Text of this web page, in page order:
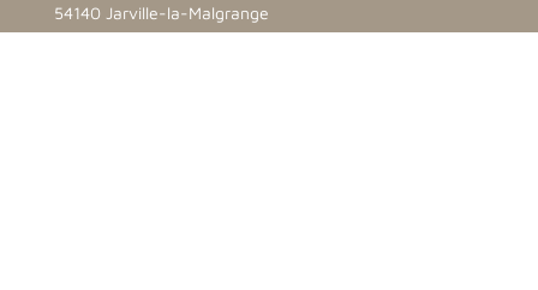
54140 Jarville-la-Malgrange